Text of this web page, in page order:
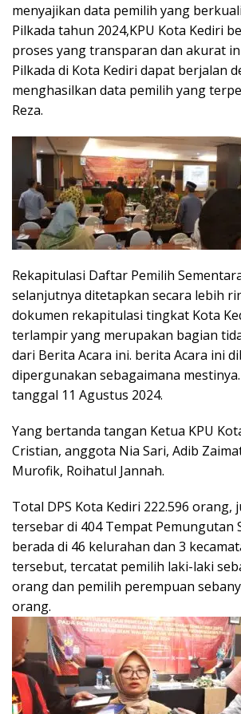
menyajikan data pemilih yang
Pilkada tahun 2024,KPU Kota Kediri
proses yang transparan dan akurat
Pilkada di Kota Kediri dapat berjalan
menghasilkan data pemilih yang
Reza.
Rekapitulasi Daftar Pemilih
selanjutnya ditetapkan secara lebih
dokumen rekapitulasi tingkat Kota
terlampir yang merupakan bagian
dari Berita Acara ini. berita Acara ini
dipergunakan sebagaimana
tanggal 11 Agustus 2024.
Yang bertanda tangan Ketua KPU
Cristian, anggota Nia Sari, Adib
Murofik, Roihatul Jannah.
Total DPS Kota Kediri 222.596
tersebar di 404 Tempat Pemungutan
berada di 46 kelurahan dan 3
tersebut, tercatat pemilih laki-laki
orang dan pemilih perempuan
orang.